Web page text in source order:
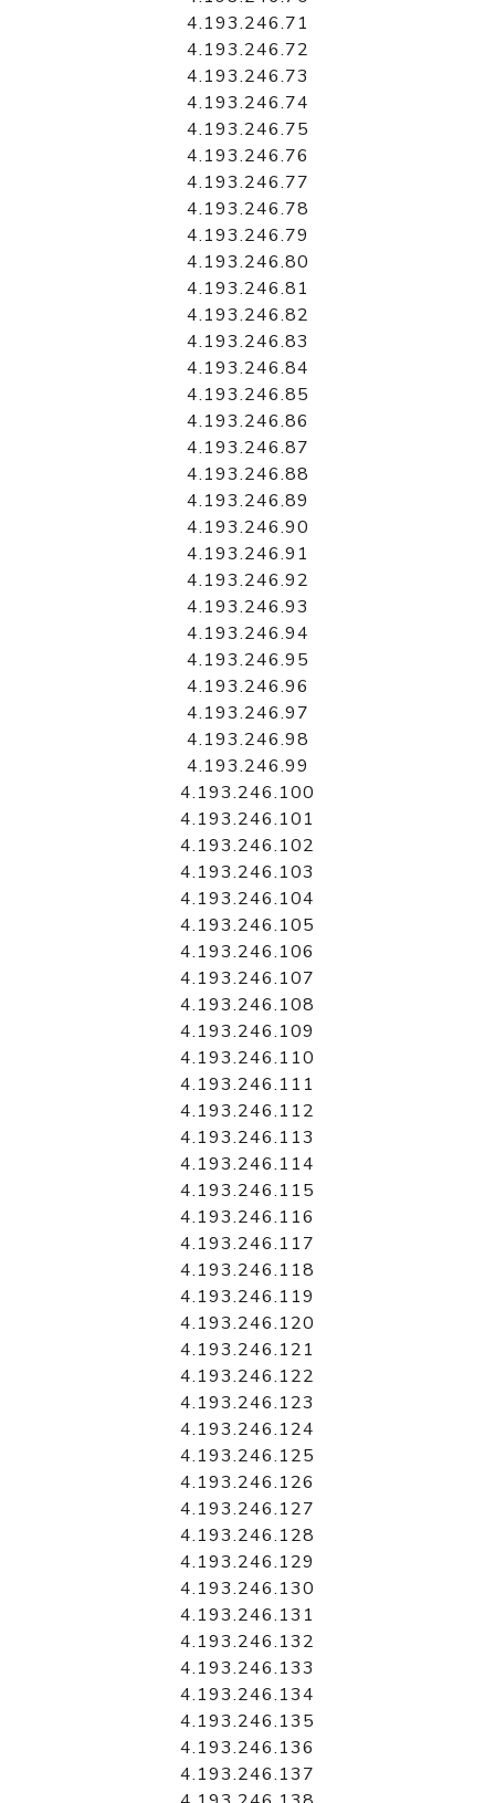
4.193.246.71
4.193.246.72
4.193.246.73
4.193.246.74
4.193.246.75
4.193.246.76
4.193.246.77
4.193.246.78
4.193.246.79
4.193.246.80
4.193.246.81
4.193.246.82
4.193.246.83
4.193.246.84
4.193.246.85
4.193.246.86
4.193.246.87
4.193.246.88
4.193.246.89
4.193.246.90
4.193.246.91
4.193.246.92
4.193.246.93
4.193.246.94
4.193.246.95
4.193.246.96
4.193.246.97
4.193.246.98
4.193.246.99
4.193.246.100
4.193.246.101
4.193.246.102
4.193.246.103
4.193.246.104
4.193.246.105
4.193.246.106
4.193.246.107
4.193.246.108
4.193.246.109
4.193.246.110
4.193.246.111
4.193.246.112
4.193.246.113
4.193.246.114
4.193.246.115
4.193.246.116
4.193.246.117
4.193.246.118
4.193.246.119
4.193.246.120
4.193.246.121
4.193.246.122
4.193.246.123
4.193.246.124
4.193.246.125
4.193.246.126
4.193.246.127
4.193.246.128
4.193.246.129
4.193.246.130
4.193.246.131
4.193.246.132
4.193.246.133
4.193.246.134
4.193.246.135
4.193.246.136
4.193.246.137